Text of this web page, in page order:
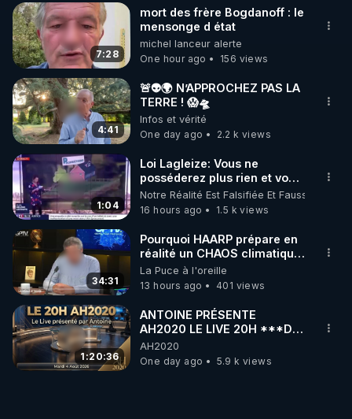
▶ 30 jours gratuit sur l’application de méditation et
de bien-être ENVOL :
Rendez-vous sur https://www.envol.app/code
le code : REGENERE
7:28
mort des frère Bogdanoff : le
mensonge d état
michel lanceur alerte
One hour ago
156 views
4:41
🚨👽🌍 N’APPROCHEZ PAS LA
TERRE ! 😱🛸
Infos et vérité
One day ago
2.2 k views
1:04
Loi Lagleize: Vous ne
posséderez plus rien et vous
serez heureux !
Notre Réalité Est Falsifiée Et Fausse
16 hours ago
1.5 k views
34:31
Pourquoi HAARP prépare en
réalité un CHAOS climatique,
on répond
La Puce à l'oreille
13 hours ago
401 views
1:20:36
ANTOINE PRÉSENTE
AH2020 LE LIVE 20H ***DU
04/08/2026*** 📷LE
GRAND RÉVEIL EST EN
MARCHE 📷
AH2020
One day ago
5.9 k views